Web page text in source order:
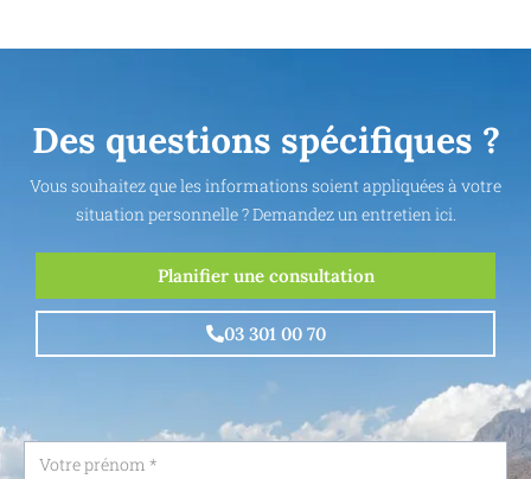
Des questions spécifiques ?
Vous souhaitez que les informations soient appliquées à votre
situation personnelle ? Demandez un entretien ici.
Planifier une consultation
03 301 00 70